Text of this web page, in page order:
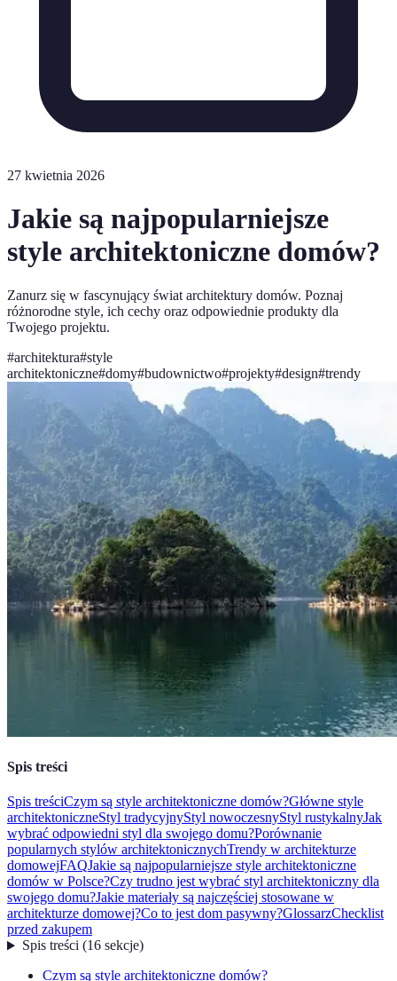
27 kwietnia 2026
Jakie są najpopularniejsze
style architektoniczne domów?
Zanurz się w fascynujący świat architektury domów. Poznaj
różnorodne style, ich cechy oraz odpowiednie produkty dla
Twojego projektu.
#architektura#style
architektoniczne#domy#budownictwo#projekty#design#trendy
Spis treści
Spis treściCzym są style architektoniczne domów?Główne style
architektoniczneStyl tradycyjnyStyl nowoczesnyStyl rustykalnyJak
wybrać odpowiedni styl dla swojego domu?Porównanie
popularnych stylów architektonicznychTrendy w architekturze
domowejFAQJakie są najpopularniejsze style architektoniczne
domów w Polsce?Czy trudno jest wybrać styl architektoniczny dla
swojego domu?Jakie materiały są najczęściej stosowane w
architekturze domowej?Co to jest dom pasywny?GlossarzChecklist
przed zakupem
Spis treści(16 sekcje)
Czym są style architektoniczne domów?